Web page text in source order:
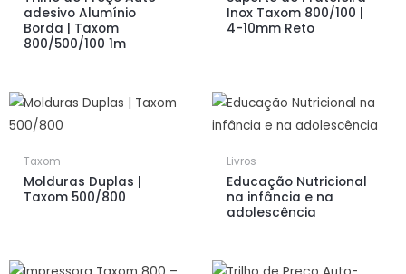
adesivo Alumínio
Borda | Taxom
800/500/100 1m
Inox Taxom 800/100 |
4-10mm Reto
Taxom
Molduras Duplas |
Taxom 500/800
Livros
Educação Nutricional
na infância e na
adolescência